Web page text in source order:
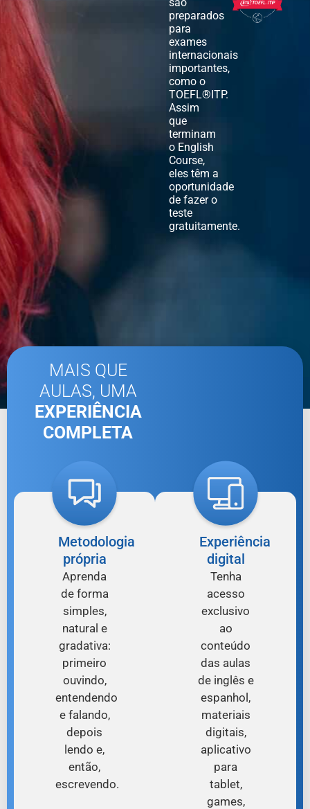
preparados
para
exames
internacionais
importantes,
como o
TOEFL®ITP.
Assim
que
terminam
o English
Course,
eles têm a
oportunidade
de fazer o
teste
gratuitamente.
MAIS QUE
AULAS, UMA
EXPERIÊNCIA
COMPLETA
Metodologia
própria
Aprenda
de forma
simples,
natural e
gradativa:
primeiro
ouvindo,
entendendo
e falando,
depois
lendo e,
então,
escrevendo.
Experiência
digital
Tenha
acesso
exclusivo
ao
conteúdo
das aulas
de inglês e
espanhol,
materiais
digitais,
aplicativo
para
tablet,
games,